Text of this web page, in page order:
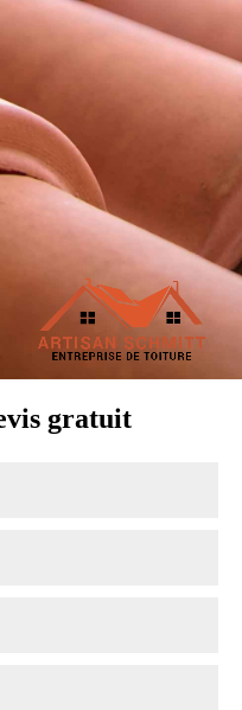
gratuit